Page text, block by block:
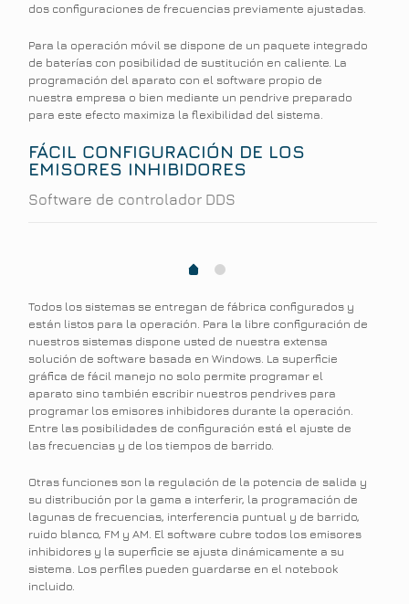
dos configuraciones de frecuencias previamente ajustadas.
Para la operación móvil se dispone de un paquete integrado
de baterías con posibilidad de sustitución en caliente. La
programación del aparato con el software propio de
nuestra empresa o bien mediante un pendrive preparado
para este efecto maximiza la flexibilidad del sistema.
FÁCIL CONFIGURACIÓN DE LOS
EMISORES INHIBIDORES
Software de controlador DDS
0 1
Todos los sistemas se entregan de fábrica configurados y
están listos para la operación. Para la libre configuración de
nuestros sistemas dispone usted de nuestra extensa
solución de software basada en Windows. La superficie
gráfica de fácil manejo no solo permite programar el
aparato sino también escribir nuestros pendrives para
programar los emisores inhibidores durante la operación.
Entre las posibilidades de configuración está el ajuste de
las frecuencias y de los tiempos de barrido.
Otras funciones son la regulación de la potencia de salida y
su distribución por la gama a interferir, la programación de
lagunas de frecuencias, interferencia puntual y de barrido,
ruido blanco, FM y AM. El software cubre todos los emisores
inhibidores y la superficie se ajusta dinámicamente a su
sistema. Los perfiles pueden guardarse en el notebook
incluido.